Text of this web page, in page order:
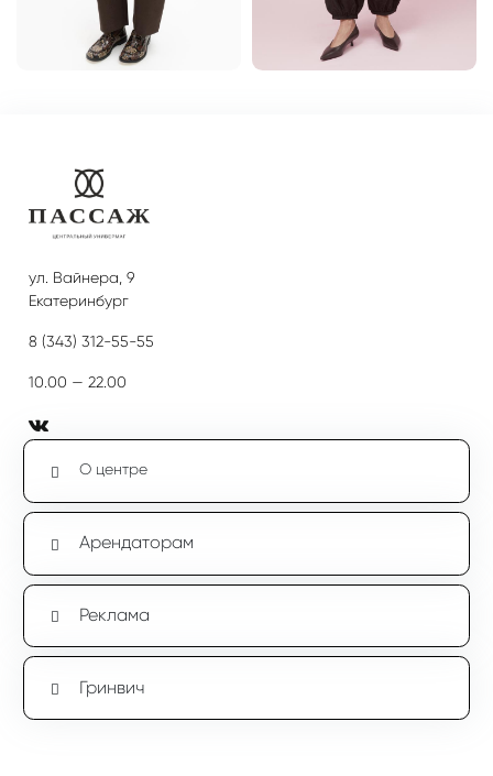
ул. Вайнера, 9
Екатеринбург
8 (343) 312-55-55
10.00 — 22.00
О центре
Арендаторам
Реклама
Гринвич